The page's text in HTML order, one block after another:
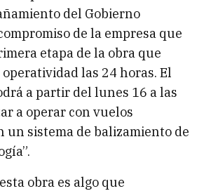
del Gobierno
de la empresa que
etapa de la obra que
las 24 horas. El
a partir del lunes 16 a las
a operar con vuelos
un sistema de balizamiento de
obra es algo que